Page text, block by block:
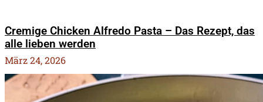
Cremige Chicken Alfredo Pasta – Das Rezept, das
alle lieben werden
März 24, 2026